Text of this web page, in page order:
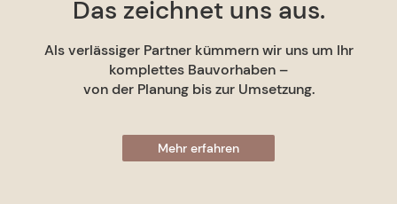
Das zeichnet uns aus.
Als verlässiger Partner kümmern wir uns um Ihr
komplettes Bauvorhaben –
von der Planung bis zur Umsetzung.
Mehr erfahren